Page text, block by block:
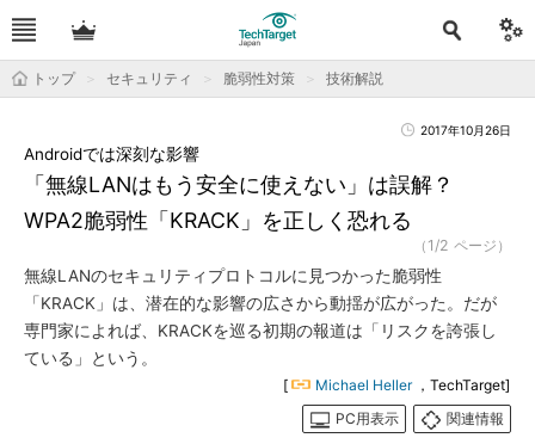
トップ セキュリティ 脆弱性対策 技術解説
2017年10月26日
「無線LANはもう安全に使えない」は誤解？
WPA2脆弱性「KRACK」を正しく恐れる
Androidでは深刻な影響
（1/2 ページ）
無線LANのセキュリティプロトコルに見つかった脆弱性
「KRACK」は、潜在的な影響の広さから動揺が広がった。だが
専門家によれば、KRACKを巡る初期の報道は「リスクを誇張し
ている」という。
[ Michael Heller ，TechTarget]
PC用表示
関連情報